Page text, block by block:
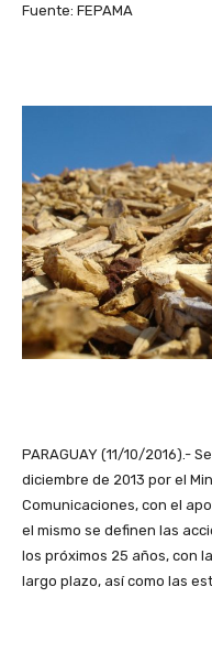
Fuente: FEPAMA
PARAGUAY (11/10/2016).-
diciembre de 2013 por el
Comunicaciones, con el
el mismo se definen las
los próximos 25 años, con
largo plazo, así como las